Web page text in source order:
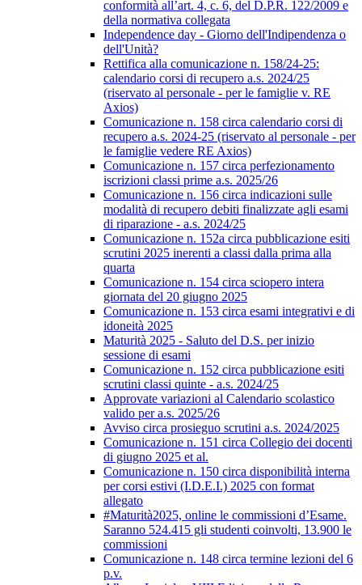
conformità all’art. 4, c. 6, del D.P.R. 122/2009 e
della normativa collegata
Independence day - Giorno dell'Indipendenza o
dell'Unità?
Rettifica alla comunicazione n. 158/24-25:
calendario corsi di recupero a.s. 2024/25
(riservato al personale - per le famiglie v. RE
Axios)
Comunicazione n. 158 circa calendario corsi di
recupero a.s. 2024-25 (riservato al personale - per
le famiglie vedere RE Axios)
Comunicazione n. 157 circa perfezionamento
iscrizioni classi prime a.s. 2025/26
Comunicazione n. 156 circa indicazioni sulle
modalità di recupero debiti finalizzate agli esami
di riparazione - a.s. 2024/25
Comunicazione n. 152a circa pubblicazione esiti
scrutini 2025 inerenti a classi dalla prima alla
quarta
Comunicazione n. 154 circa sciopero intera
giornata del 20 giugno 2025
Comunicazione n. 153 circa esami integrativi e di
idoneità 2025
Maturità 2025 - Saluto del D.S. per inizio
sessione di esami
Comunicazione n. 152 circa pubblicazione esiti
scrutini classi quinte - a.s. 2024/25
Approvate variazioni al Calendario scolastico
valido per a.s. 2025/26
Avviso circa prosieguo scrutini a.s. 2024/2025
Comunicazione n. 151 circa Collegio dei docenti
di giugno 2025 et al.
Comunicazione n. 150 circa disponibilità interna
per corsi estivi (I.D.E.I.) 2025 con format
allegato
#Maturità2025, online le commissioni d’Esame.
Saranno 524.415 gli studenti coinvolti, 13.900 le
commissioni
Comunicazione n. 148 circa termine lezioni del 6
p.v.